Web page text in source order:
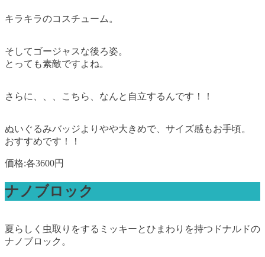
キラキラのコスチューム。
そしてゴージャスな後ろ姿。
とっても素敵ですよね。
さらに、、、こちら、なんと自立するんです！！
ぬいぐるみバッジよりやや大きめで、サイズ感もお手頃。
おすすめです！！
価格:各3600円
ナノブロック
夏らしく虫取りをするミッキーとひまわりを持つドナルドの
ナノブロック。